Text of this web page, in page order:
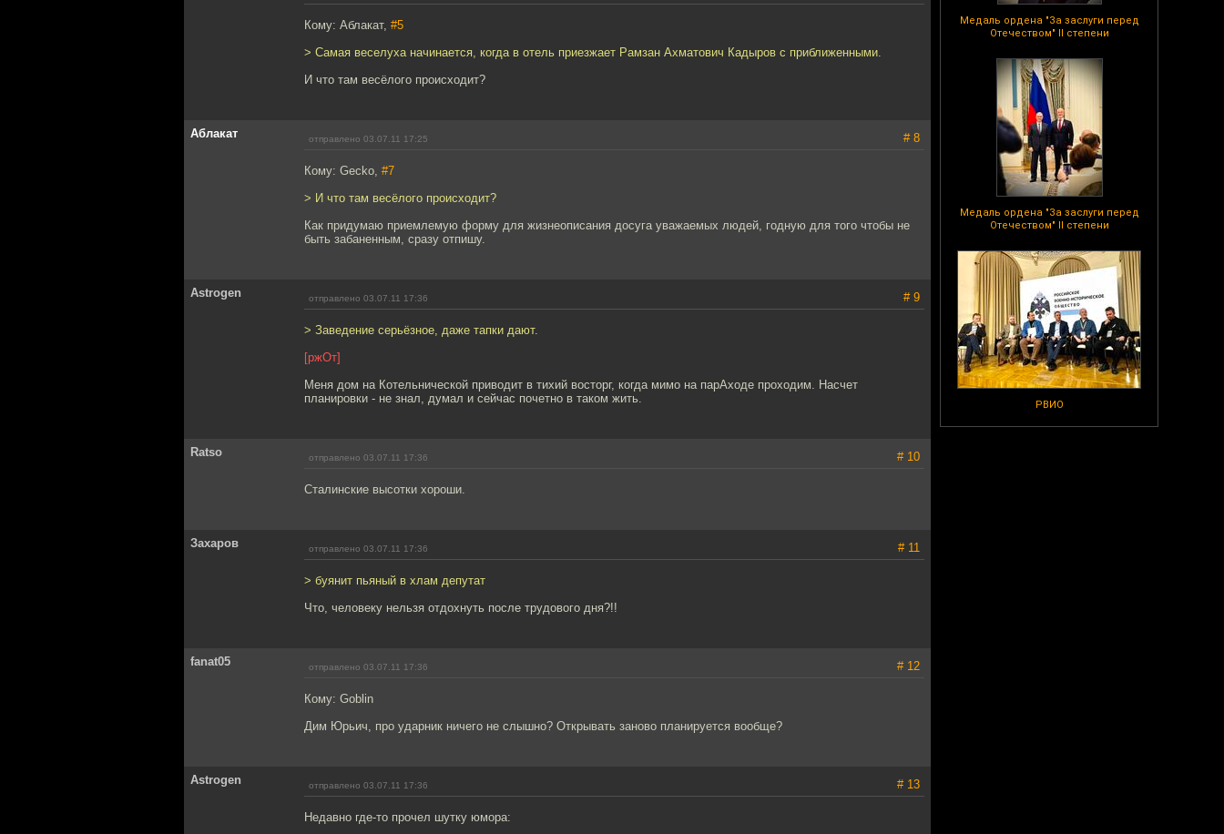
Медаль ордена "За заслуги перед
Отечеством" II степени
Медаль ордена "За заслуги перед
Отечеством" II степени
РВИО
Кому: Аблакат, #5
> Самая веселуха начинается, когда в отель приезжает Рамзан Ахматович Кадыров с приближенными.
И что там весёлого происходит?
Аблакат отправлено 03.07.11 17:25 # 8
Кому: Gecko, #7
> И что там весёлого происходит?
Как придумаю приемлемую форму для жизнеописания досуга уважаемых людей, годную для того чтобы не
быть забаненным, сразу отпишу.
Astrogen отправлено 03.07.11 17:36 # 9
> Заведение серьёзное, даже тапки дают.
[ржОт]
Меня дом на Котельнической приводит в тихий восторг, когда мимо на парАходе проходим. Насчет
планировки - не знал, думал и сейчас почетно в таком жить.
Ratso отправлено 03.07.11 17:36 # 10
Сталинские высотки хороши.
Захаров отправлено 03.07.11 17:36 # 11
> буянит пьяный в хлам депутат
Что, человеку нельзя отдохнуть после трудового дня?!!
fanat05 отправлено 03.07.11 17:36 # 12
Кому: Goblin
Дим Юрьич, про ударник ничего не слышно? Открывать заново планируется вообще?
Astrogen отправлено 03.07.11 17:36 # 13
Недавно где-то прочел шутку юмора: